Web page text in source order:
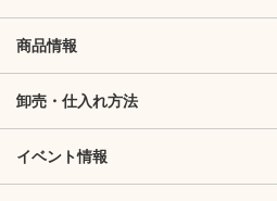
商品情報
卸売・仕入れ方法
イベント情報